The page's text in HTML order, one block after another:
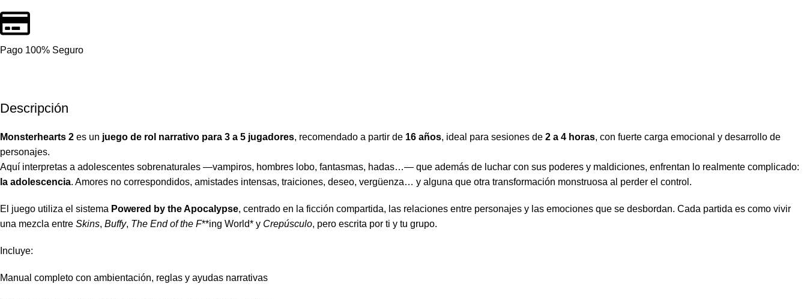
Pago 100% Seguro
Descripción
Monsterhearts 2 es un juego de rol narrativo para 3 a 5 jugadores, recomendado a partir de 16 años, ideal para sesiones de 2 a 4 horas, con fuerte carga emocional y desarrollo de
personajes.
Aquí interpretas a adolescentes sobrenaturales —vampiros, hombres lobo, fantasmas, hadas…— que además de luchar con sus poderes y maldiciones, enfrentan lo realmente complicado:
la adolescencia. Amores no correspondidos, amistades intensas, traiciones, deseo, vergüenza… y alguna que otra transformación monstruosa al perder el control.
El juego utiliza el sistema Powered by the Apocalypse, centrado en la ficción compartida, las relaciones entre personajes y las emociones que se desbordan. Cada partida es como vivir
una mezcla entre Skins, Buffy, The End of the F**ing World* y Crepúsculo, pero escrita por ti y tu grupo.
Incluye:
Manual completo con ambientación, reglas y ayudas narrativas